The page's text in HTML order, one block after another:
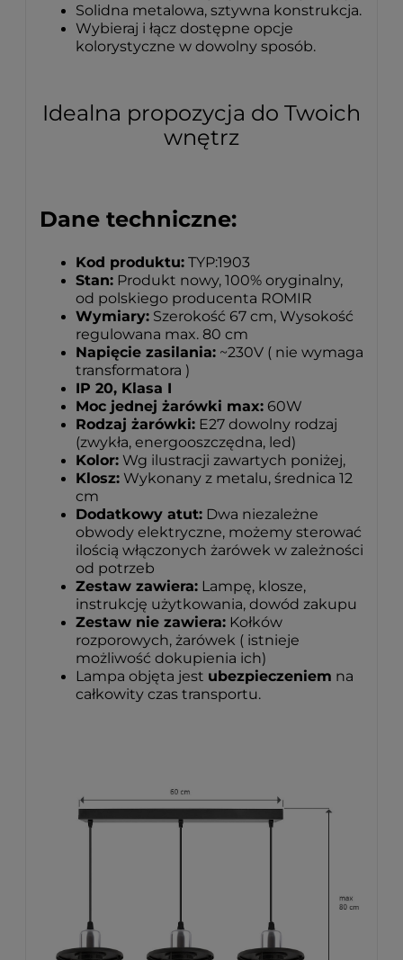
Solidna metalowa, sztywna konstrukcja.
Wybieraj i łącz dostępne opcje
kolorystyczne w dowolny sposób.
Idealna propozycja do Twoich
wnętrz
Dane techniczne:
Kod produktu: TYP:1903
Stan: Produkt nowy, 100% oryginalny,
od polskiego producenta ROMIR
Wymiary: Szerokość 67 cm, Wysokość
regulowana max. 80 cm
Napięcie zasilania: ~230V ( nie wymaga
transformatora )
IP 20, Klasa I
Moc jednej żarówki max: 60W
Rodzaj żarówki: E27 dowolny rodzaj
(zwykła, energooszczędna, led)
Kolor: Wg ilustracji zawartych poniżej,
Klosz: Wykonany z metalu, średnica 12
cm
Dodatkowy atut: Dwa niezależne
obwody elektryczne, możemy sterować
ilością włączonych żarówek w zależności
od potrzeb
Zestaw zawiera: Lampę, klosze,
instrukcję użytkowania, dowód zakupu
Zestaw nie zawiera: Kołków
rozporowych, żarówek ( istnieje
możliwość dokupienia ich)
Lampa objęta jest ubezpieczeniem na
całkowity czas transportu.